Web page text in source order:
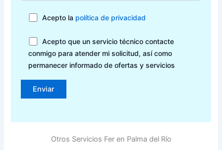
Acepto la política de privacidad
Acepto que un servicio técnico contacte
conmigo para atender mi solicitud, así como
permanecer informado de ofertas y servicios
Otros Servicios Fer en Palma del Río